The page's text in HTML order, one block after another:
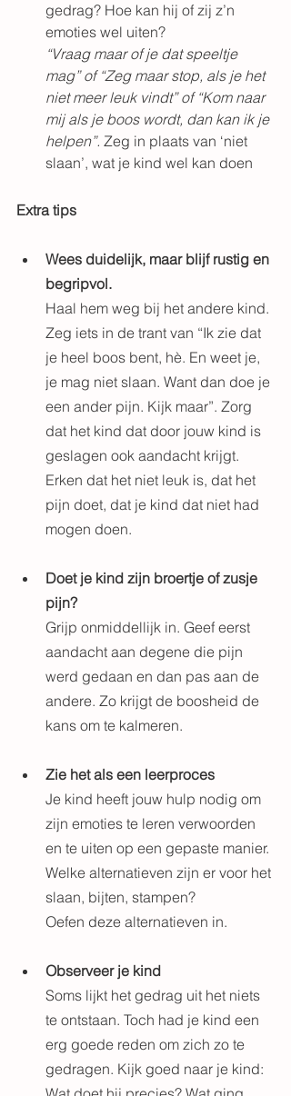
gedrag? Hoe kan hij of zij z’n
emoties wel uiten?
“Vraag maar of je dat speeltje
mag” of “Zeg maar stop, als je het
niet meer leuk vindt” of “Kom naar
mij als je boos wordt, dan kan ik je
helpen”. Zeg in plaats van ‘niet
slaan’, wat je kind wel kan doen
Extra tips
Wees duidelijk, maar blijf rustig en
begripvol.
Haal hem weg bij het andere kind.
Zeg iets in de trant van “Ik zie dat
je heel boos bent, hè. En weet je,
je mag niet slaan. Want dan doe je
een ander pijn. Kijk maar”. Zorg
dat het kind dat door jouw kind is
geslagen ook aandacht krijgt.
Erken dat het niet leuk is, dat het
pijn doet, dat je kind dat niet had
mogen doen.
Doet je kind zijn broertje of zusje
pijn?
Grijp onmiddellijk in. Geef eerst
aandacht aan degene die pijn
werd gedaan en dan pas aan de
andere. Zo krijgt de boosheid de
kans om te kalmeren.
Zie het als een leerproces
Je kind heeft jouw hulp nodig om
zijn emoties te leren verwoorden
en te uiten op een gepaste manier.
Welke alternatieven zijn er voor het
slaan, bijten, stampen?
Oefen deze alternatieven in.
Observeer je kind
Soms lijkt het gedrag uit het niets
te ontstaan. Toch had je kind een
erg goede reden om zich zo te
gedragen. Kijk goed naar je kind: